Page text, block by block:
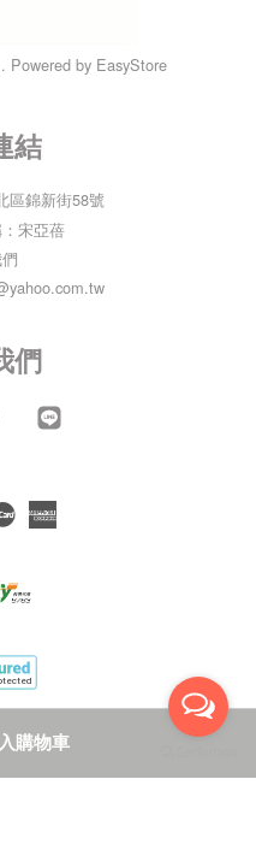
購物車
Powered by EasyStore
結
區錦新街58號
宋亞蓓
們
Instagram
Master
策|退款政策